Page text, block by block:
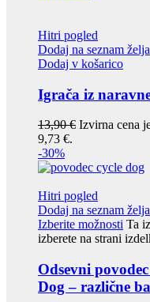
Hitri pogled
Dodaj na seznam želja
Dodaj v košarico
Igrača iz
13,90€ Izvirna cena
9,73 €.
-30%
Hitri pogled
Dodaj na seznam želja
Izberite možnosti Ta
izberete na strani
Odsevni
Dog – različne